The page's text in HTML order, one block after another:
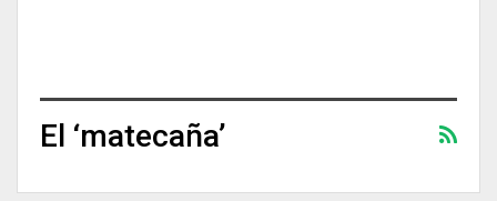
El ‘matecaña’